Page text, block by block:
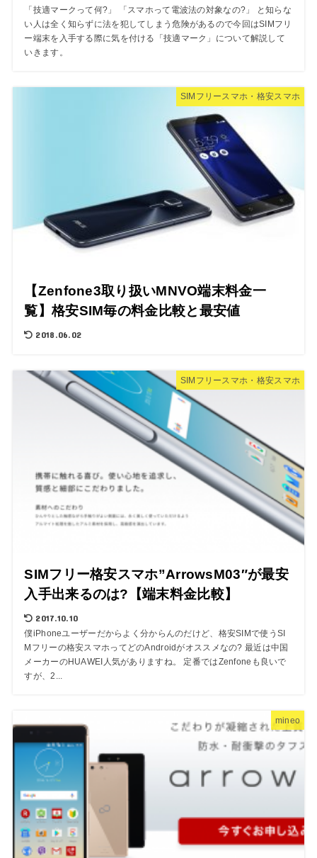
「技適マークって何?」 「スマホって電波法の対象なの?」 と知らな
い人は全く知らずに法を犯してしまう危険があるので今回はSIMフリ
ー端末を入手する際に気を付ける「技適マーク」について解説して
いきます。
SIMフリースマホ・格安スマホ
【Zenfone3取り扱いMNVO端末料金一
覧】格安SIM毎の料金比較と最安値
2018.06.02
SIMフリースマホ・格安スマホ
SIMフリー格安スマホ”ArrowsM03″が最安
入手出来るのは?【端末料金比較】
2017.10.10
僕iPhoneユーザーだからよく分からんのだけど、格安SIMで使うSI
Mフリーの格安スマホってどのAndroidがオススメなの? 最近は中国
メーカーのHUAWEI人気がありますね。 定番ではZenfoneも良いで
すが、2...
mineo